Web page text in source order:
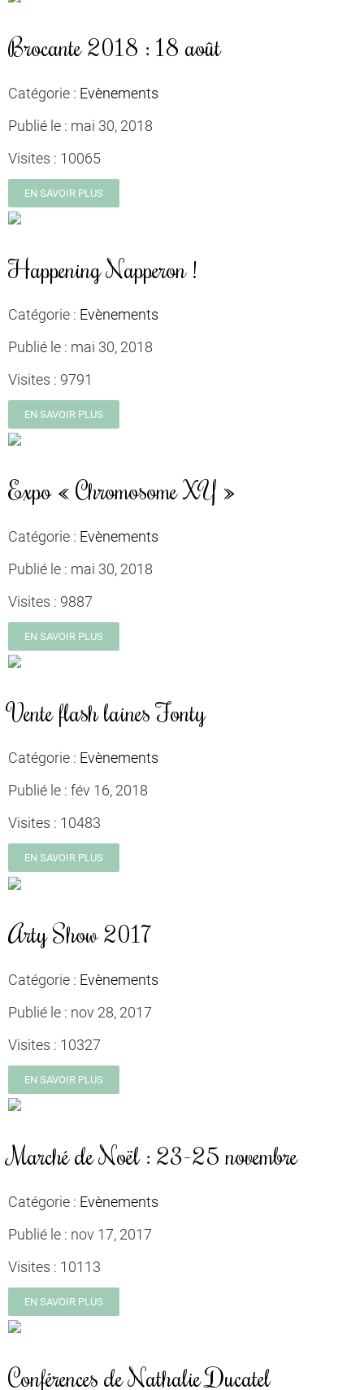
Brocante 2018 : 18 août
Catégorie : Evènements
Publié le : mai 30, 2018
Visites : 10065
EN SAVOIR PLUS
Happening Napperon !
Catégorie : Evènements
Publié le : mai 30, 2018
Visites : 9791
EN SAVOIR PLUS
Expo « Chromosome XY »
Catégorie : Evènements
Publié le : mai 30, 2018
Visites : 9887
EN SAVOIR PLUS
Vente flash laines Fonty
Catégorie : Evènements
Publié le : fév 16, 2018
Visites : 10483
EN SAVOIR PLUS
Arty Show 2017
Catégorie : Evènements
Publié le : nov 28, 2017
Visites : 10327
EN SAVOIR PLUS
Marché de Noël : 23-25 novembre
Catégorie : Evènements
Publié le : nov 17, 2017
Visites : 10113
EN SAVOIR PLUS
Conférences de Nathalie Ducatel